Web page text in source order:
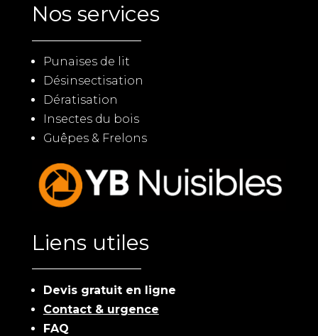
Nos services
Punaises de lit
Désinsectisation
Dératisation
Insectes du bois
Guêpes & Frelons
Liens utiles
Devis gratuit en ligne
Contact & urgence
FAQ